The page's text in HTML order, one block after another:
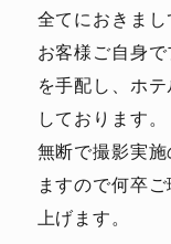
全てにおきまし
お客様ご自身
を手配し、ホ
しております。
無断で撮影実
ますので何卒
上げます。